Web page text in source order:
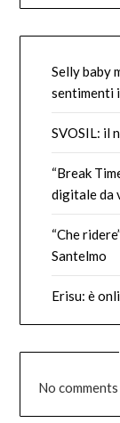
Selly baby
sentimenti
SVOSIL: il
“Break
digitale da
“Che
Santelmo
Erisu: è
No